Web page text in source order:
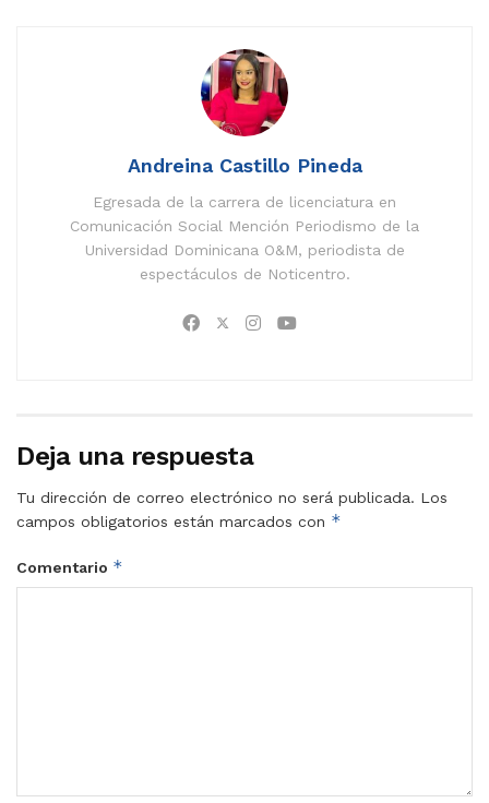
Andreina Castillo Pineda
Egresada de la carrera de licenciatura en
Comunicación Social Mención Periodismo de la
Universidad Dominicana O&M, periodista de
espectáculos de Noticentro.
Deja una respuesta
Tu dirección de correo electrónico no será publicada. Los
campos obligatorios están marcados con *
Comentario *